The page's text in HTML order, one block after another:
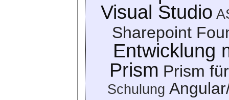
Visual Studio
Sharepoint
Entwicklung
Prism Prism
Schulung